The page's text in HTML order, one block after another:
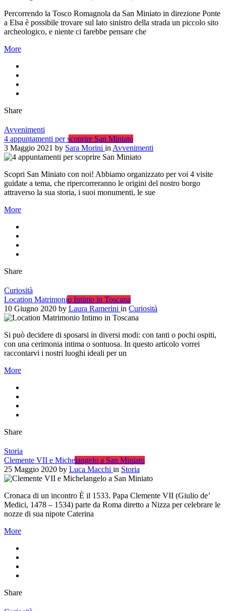
Percorrendo la Tosco Romagnola da San Miniato in direzione Ponte
a Elsa è possibile trovare sul lato sinistro della strada un piccolo sito
archeologico, e niente ci farebbe pensare che
More
Share
Avvenimenti
4 appuntamenti per scoprire San Miniato
3 Maggio 2021 by Sara Morini in Avvenimenti
Scopri San Miniato con noi! Abbiamo organizzato per voi 4 visite
guidate a tema, che ripercorreranno le origini del nostro borgo
attraverso la sua storia, i suoi monumenti, le sue
More
Share
Curiosità
Location Matrimonio Intimo in Toscana
10 Giugno 2020 by Laura Ramerini in Curiosità
Si può decidere di sposarsi in diversi modi: con tanti o pochi ospiti,
con una cerimonia intima o sontuosa. In questo articolo vorrei
raccontarvi i nostri luoghi ideali per un
More
Share
Storia
Clemente VII e Michelangelo a San Miniato
25 Maggio 2020 by Luca Macchi in Storia
Cronaca di un incontro È il 1533. Papa Clemente VII (Giulio de’
Medici, 1478 – 1534) parte da Roma diretto a Nizza per celebrare le
nozze di sua nipote Caterina
More
Share